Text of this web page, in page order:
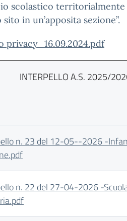
scolastico
in un’apposita sezione”.
privacy_16.09.2024.pdf
INTERPELLO A.S. 2025/
n. 23 del 12-05--2026 -
n. 22 del 27-04-2026 -